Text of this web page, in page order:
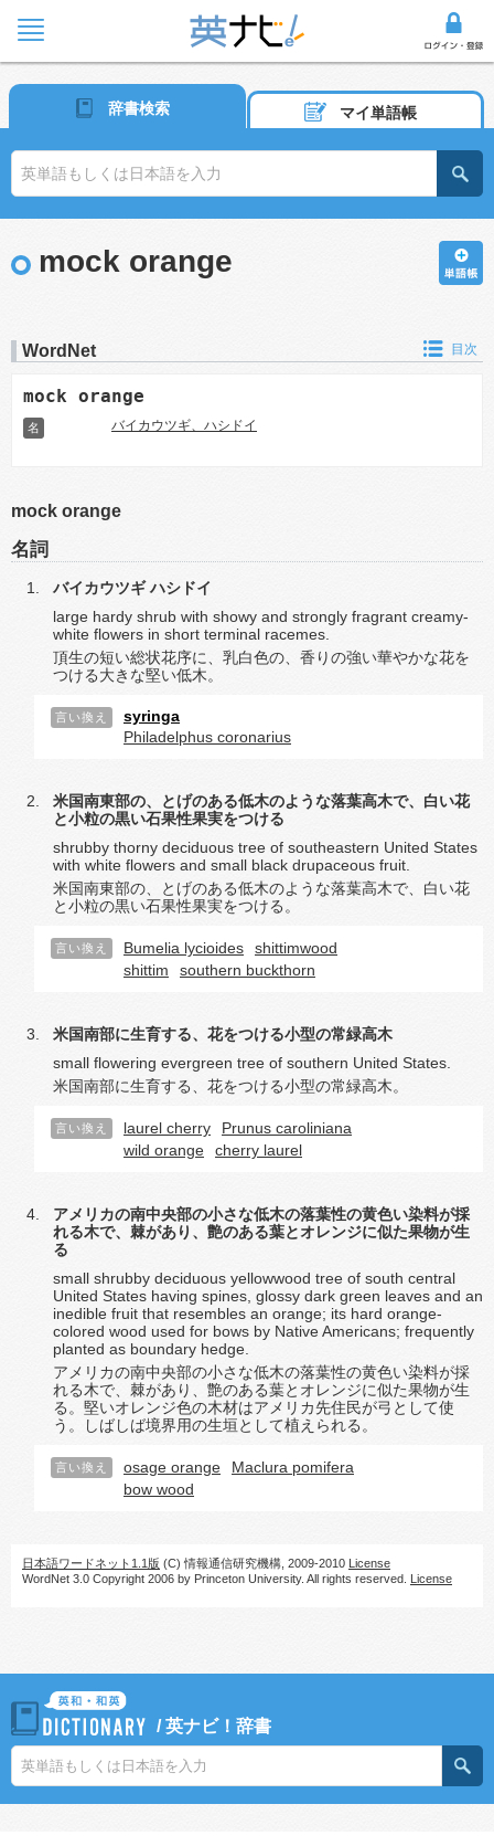
辞書検索 マイ単語帳
mock orange
WordNet 目次
mock orange
名 バイカウツギ、ハシドイ
mock orange
名詞
バイカウツギ ハシドイ
large hardy shrub with showy and strongly fragrant creamy-
white flowers in short terminal racemes.
頂生の短い総状花序に、乳白色の、香りの強い華やかな花を
つける大きな堅い低木。
言い換え
syringa
Philadelphus coronarius
米国南東部の、とげのある低木のような落葉高木で、白い花
と小粒の黒い石果性果実をつける
shrubby thorny deciduous tree of southeastern United States
with white flowers and small black drupaceous fruit.
米国南東部の、とげのある低木のような落葉高木で、白い花
と小粒の黒い石果性果実をつける。
言い換え Bumelia lycioides
shittimwood
shittim
southern buckthorn
米国南部に生育する、花をつける小型の常緑高木
small flowering evergreen tree of southern United States.
米国南部に生育する、花をつける小型の常緑高木。
言い換え laurel cherry
Prunus caroliniana
wild orange
cherry laurel
アメリカの南中央部の小さな低木の落葉性の黄色い染料が採
れる木で、棘があり、艶のある葉とオレンジに似た果物が生
る
small shrubby deciduous yellowwood tree of south central
United States having spines, glossy dark green leaves and an
inedible fruit that resembles an orange; its hard orange-
colored wood used for bows by Native Americans; frequently
planted as boundary hedge.
アメリカの南中央部の小さな低木の落葉性の黄色い染料が採
れる木で、棘があり、艶のある葉とオレンジに似た果物が生
る。堅いオレンジ色の木材はアメリカ先住民が弓として使
う。しばしば境界用の生垣として植えられる。
言い換え osage orange
Maclura pomifera
bow wood
日本語ワードネット1.1版 (C) 情報通信研究機構, 2009-2010 License
WordNet 3.0 Copyright 2006 by Princeton University. All rights reserved. License
/英ナビ！辞書